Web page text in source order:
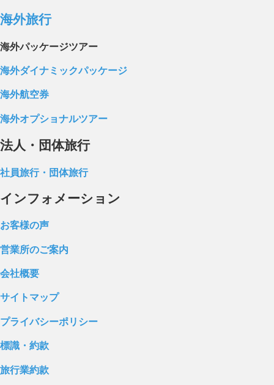
海外旅行
海外パッケージツアー
海外ダイナミックパッケージ
海外航空券
海外オプショナルツアー
法人・団体旅行
社員旅行・団体旅行
インフォメーション
お客様の声
営業所のご案内
会社概要
サイトマップ
プライバシーポリシー
標識・約款
旅行業約款